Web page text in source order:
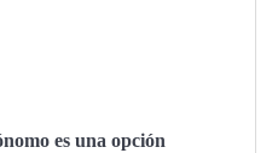
es una opción